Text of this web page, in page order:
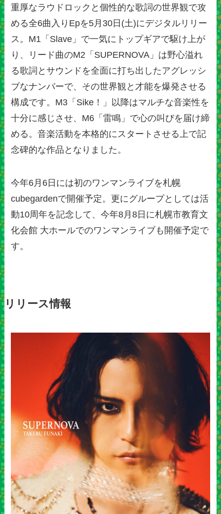
重厚なラウドロックと個性的な歌詞の世界観で攻
める全6曲入りEpを5月30日(土)にデジタルリリー
ス。M1「Slave」で一気にトップギアで駆け上が
り、リード曲のM2「SUPERNOVA」は野心溢れ
る歌詞とサウンドを全面に打ち出したアグレッシ
ブなナンバーで、その世界観と才能を爆発させる
構成です。M3「Sike！」以降はマルチな音楽性を
十分に感じさせ、M6「雷鳴」で心の叫びを届け締
める。音楽活動を本格的にスタートさせる上で記
念碑的な作品となりました。
今年6月6日には初のワンマンライブを札幌
cubegardenで開催予定。更にグループとしては活
動10周年を記念して、今年8月8日に札幌市教育文
化会館 大ホールでのワンマンライブも開催予定で
す。
リリース情報